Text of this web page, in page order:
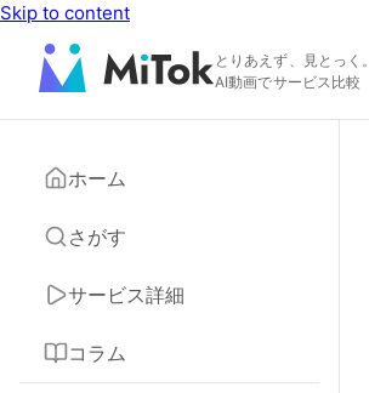
Skip to content
とりあえず、見とっく。
AI動画でサービス比較
ホーム
さがす
サービス詳細
コラム